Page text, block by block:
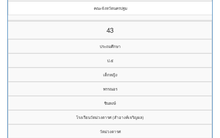
คณะจังหวัดนครปฐม
43
ประถมศึกษา
ป.๕
เด็กหญิง
พรรณอร
ชินหงษ์
โรงเรียนวัดม่วงตารศ (สำอางค์เจริญผล)
วัดม่วงตารศ